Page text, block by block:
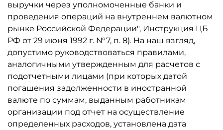
выручки через уполномоченные банки и
проведения операций на внутреннем валютном
рынке Российской Федерации", Инструкция ЦБ
РФ от 29 июня 1992 г. №7, п. 8). На наш взгляд,
допустимо руководствоваться правилами,
аналогичными утвержденным для расчетов с
подотчетными лицами (при которых датой
погашения задолженности в иностранной
валюте по суммам, выданным работникам
организации под отчет на осуществление
определенных расходов, установлена дата